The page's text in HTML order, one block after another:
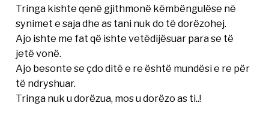
Tringa kishte qenë gjithmonë këmbëngulëse në
synimet e saja dhe as tani nuk do të dorëzohej.
Ajo ishte me fat që ishte vetëdijësuar para se të
jetë vonë.
Ajo besonte se çdo ditë e re është mundësi e re për
të ndryshuar.
Tringa nuk u dorëzua, mos u dorëzo as ti..!